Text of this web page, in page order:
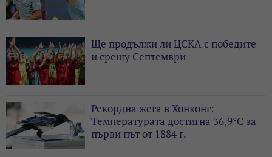
Ще продължи ли ЦСКА с победите
и срещу Септември
Рекордна жега в Хонконг:
Температурата достигна 36,9°C за
първи път от 1884 г.